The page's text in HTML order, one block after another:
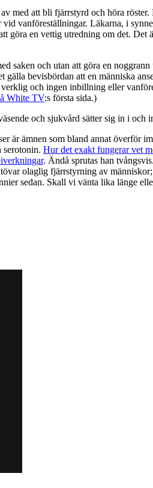
med att bli fjärrstyrd och höra röster.
vanföreställningar. Läkarna, i
en vettig utredning om det.
saken och utan att göra en
gälla bevisbördan att en människa
och ingen inbillning eller
White TV:s första sida.)
och sjukvård sätter sig in i
är ämnen som bland annat överför
serotonin. Hur det exakt fungerar vet
. Ändå sprutas han
olaglig fjärrstyrning av
sedan. Skall vi vänta lika länge